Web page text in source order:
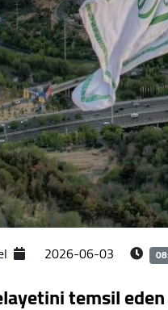
2026-06-03
temsil